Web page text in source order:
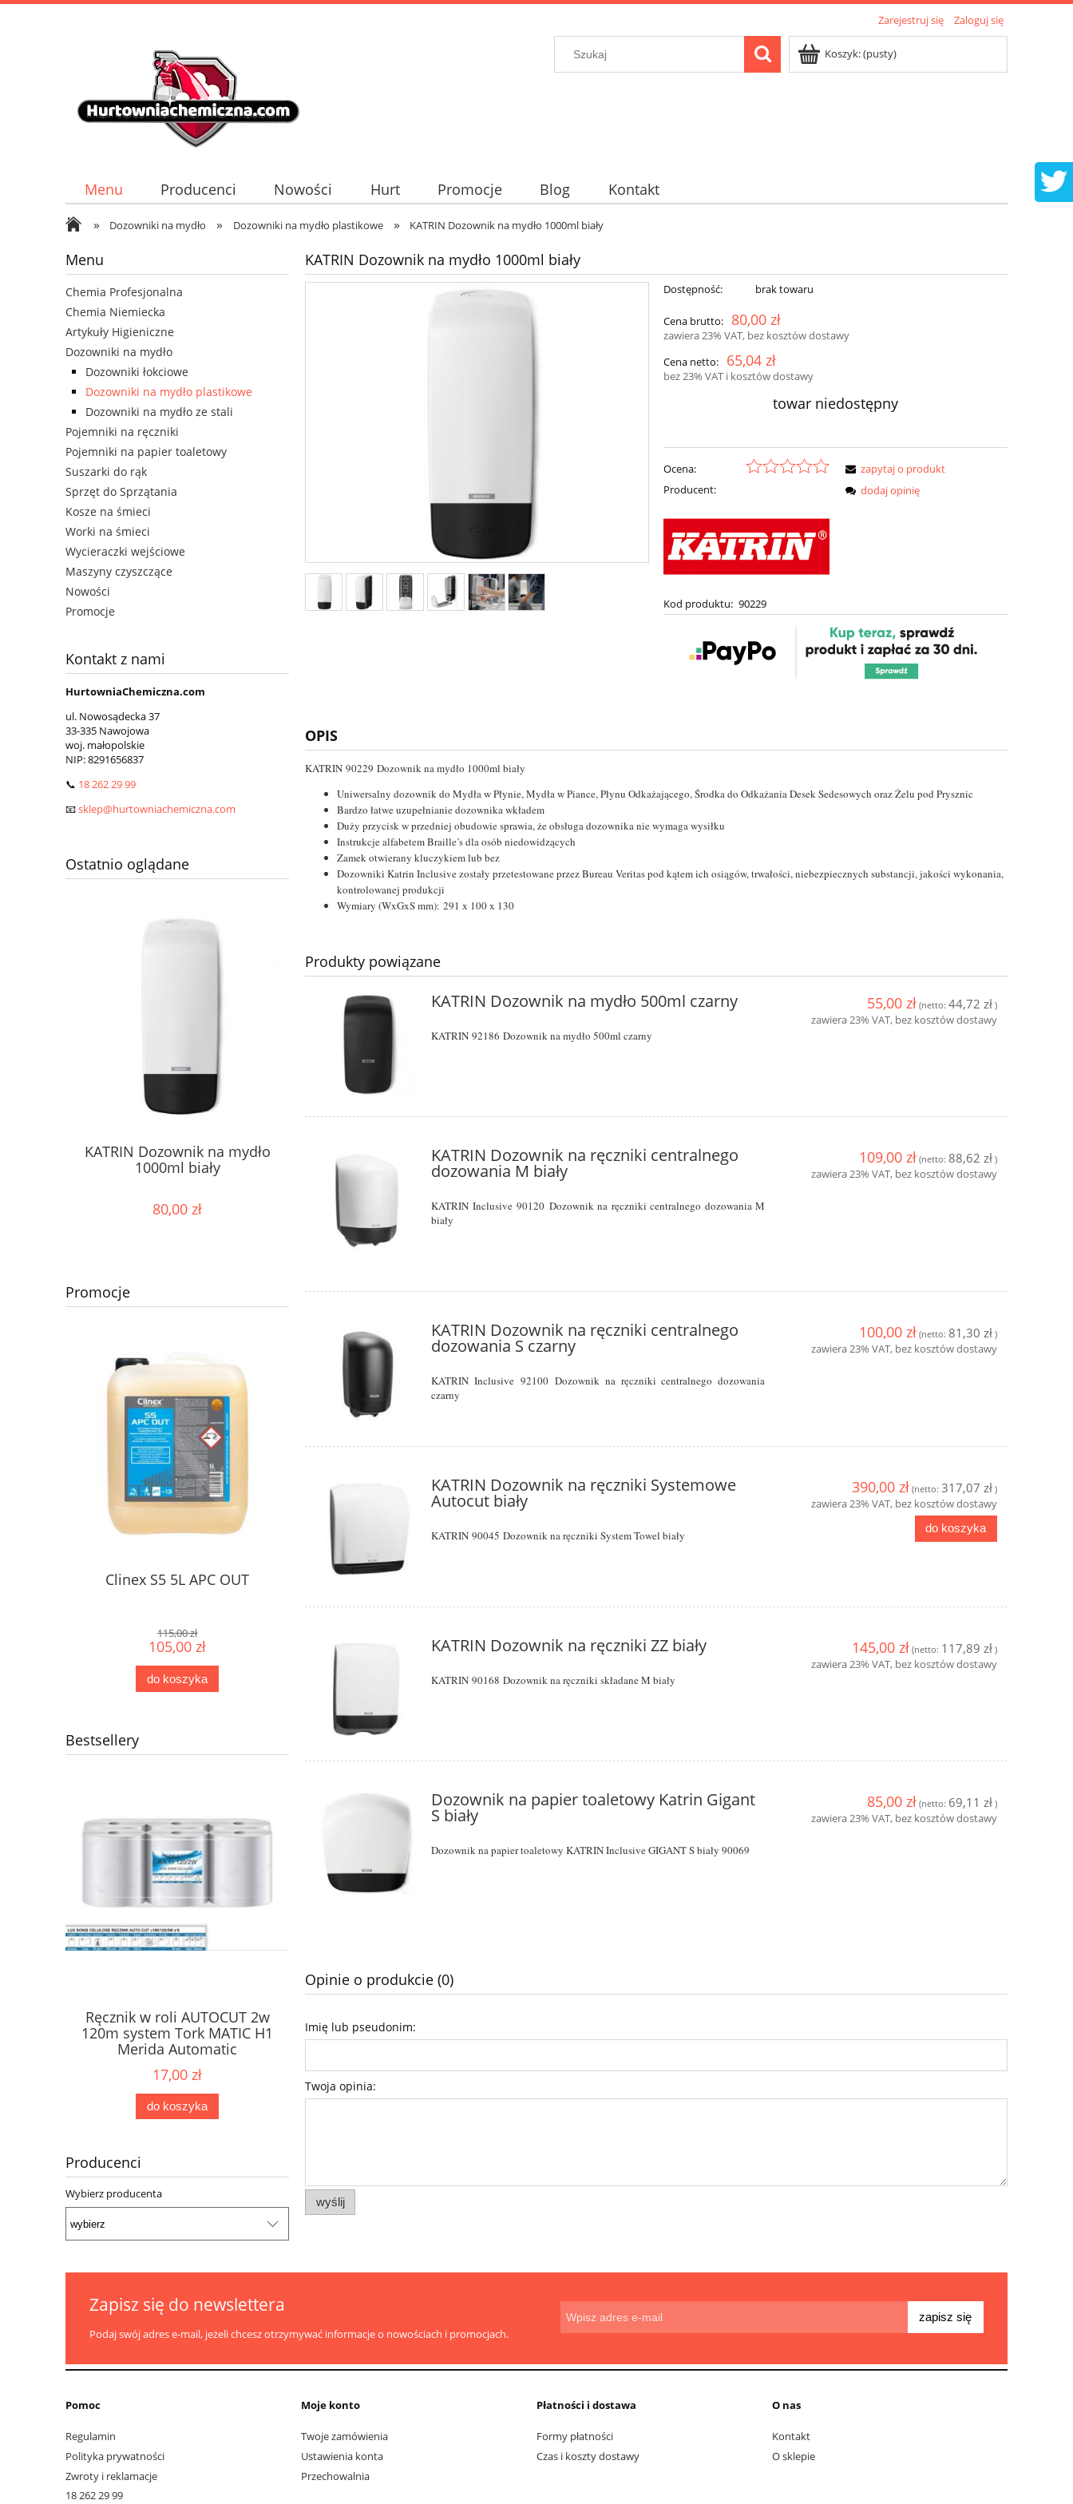
Zarejestruj się Zaloguj się
Koszyk:(pusty)
Menu Producenci Nowości Hurt Promocje Blog Kontakt
» Dozowniki na mydło » Dozowniki na mydło plastikowe » KATRIN Dozownik na mydło 1000ml biały
Menu
Chemia Profesjonalna
Chemia Niemiecka
Artykuły Higieniczne
Dozowniki na mydło
Dozowniki łokciowe
Dozowniki na mydło plastikowe
Dozowniki na mydło ze stali
Pojemniki na ręczniki
Pojemniki na papier toaletowy
Suszarki do rąk
Sprzęt do Sprzątania
Kosze na śmieci
Worki na śmieci
Wycieraczki wejściowe
Maszyny czyszczące
Nowości
Promocje
Kontakt z nami
HurtowniaChemiczna.com
ul. Nowosądecka 37
33-335 Nawojowa
woj. małopolskie
NIP:8291656837
📞 18 262 29 99
📧sklep@hurtowniachemiczna.com
Ostatnio oglądane
KATRIN Dozownik na mydło
1000ml biały
80,00 zł
Promocje
Clinex S5 5L APC OUT
115,00 zł
105,00 zł
do koszyka
Bestsellery
Ręcznik w roli AUTOCUT 2w
120m system Tork MATIC H1
Merida Automatic
17,00 zł
do koszyka
dozowania 180m do Tork
14,00 zł
3,39 zł 19,10 zł
Producenci
Wybierz producenta
KATRIN Dozownik na mydło 1000ml biały
Dostępność: brak towaru
Cena brutto: 80,00 zł
zawiera 23% VAT, bez kosztów dostawy
Cena netto:
65,04 zł
bez 23% VAT i kosztów dostawy
towar niedostępny
Ocena:
Producent:
Kod produktu: 90229
zapytaj o produkt
dodaj opinię
OPIS
KATRIN 90229 Dozownik na mydło 1000ml biały
Uniwersalny dozownik do Mydła w Płynie, Mydła w Piance, Płynu Odkażającego, Środka do Odkażania Desek Sedesowych oraz Żelu pod Prysznic
Bardzo łatwe uzupełnianie dozownika wkładem
Duży przycisk w przedniej obudowie sprawia, że obsługa dozownika nie wymaga wysiłku
Instrukcje alfabetem Braille’s dla osób niedowidzących
Zamek otwierany kluczykiem lub bez
Dozowniki Katrin Inclusive zostały przetestowane przez Bureau Veritas pod kątem ich osiągów, trwałości, niebezpiecznych substancji, jakości wykonania,
kontrolowanej produkcji
Wymiary (WxGxS mm): 291 x 100 x 130
Produkty powiązane
KATRIN Dozownik na mydło 500ml czarny
KATRIN92186 Dozownik na mydło 500ml czarny
55,00 zł (netto: 44,72 zł)
zawiera 23% VAT, bez kosztów dostawy
KATRIN Dozownik na ręczniki centralnego
dozowania M biały
KATRIN Inclusive90120 Dozownik na ręczniki centralnego dozowania M
biały
109,00 zł (netto: 88,62 zł)
zawiera 23% VAT, bez kosztów dostawy
KATRIN Dozownik na ręczniki centralnego
dozowania S czarny
KATRIN Inclusive92100 Dozownik na ręczniki centralnego dozowania
czarny
100,00 zł (netto: 81,30 zł)
zawiera 23% VAT, bez kosztów dostawy
KATRIN Dozownik na ręczniki Systemowe
Autocut biały
KATRIN90045 Dozownik na ręczniki System Towel biały
390,00 zł (netto: 317,07 zł)
zawiera 23% VAT, bez kosztów dostawy
do koszyka
KATRIN Dozownik na ręczniki ZZ biały
KATRIN90168 Dozownik na ręczniki składane M biały
145,00 zł (netto: 117,89 zł)
zawiera 23% VAT, bez kosztów dostawy
Dozownik na papier toaletowy Katrin Gigant
S biały
Dozownik na papier toaletowy KATRIN Inclusive GIGANT S biały90069
85,00 zł (netto: 69,11 zł)
zawiera 23% VAT, bez kosztów dostawy
Opinie o produkcie (0)
Imię lub pseudonim:
Twoja opinia:
wyślij
Zapisz się do newslettera
Podaj swój adres e-mail, jeżeli chcesz otrzymywać informacje o nowościach i promocjach.
zapisz się
Pomoc
Regulamin
Polityka prywatności
Zwroty i reklamacje
Moje konto
Twoje zamówienia
Ustawienia konta
Przechowalnia
Płatności i dostawa
Formy płatności
Czas i koszty dostawy
O nas
Kontakt
O sklepie
18 262 29 99